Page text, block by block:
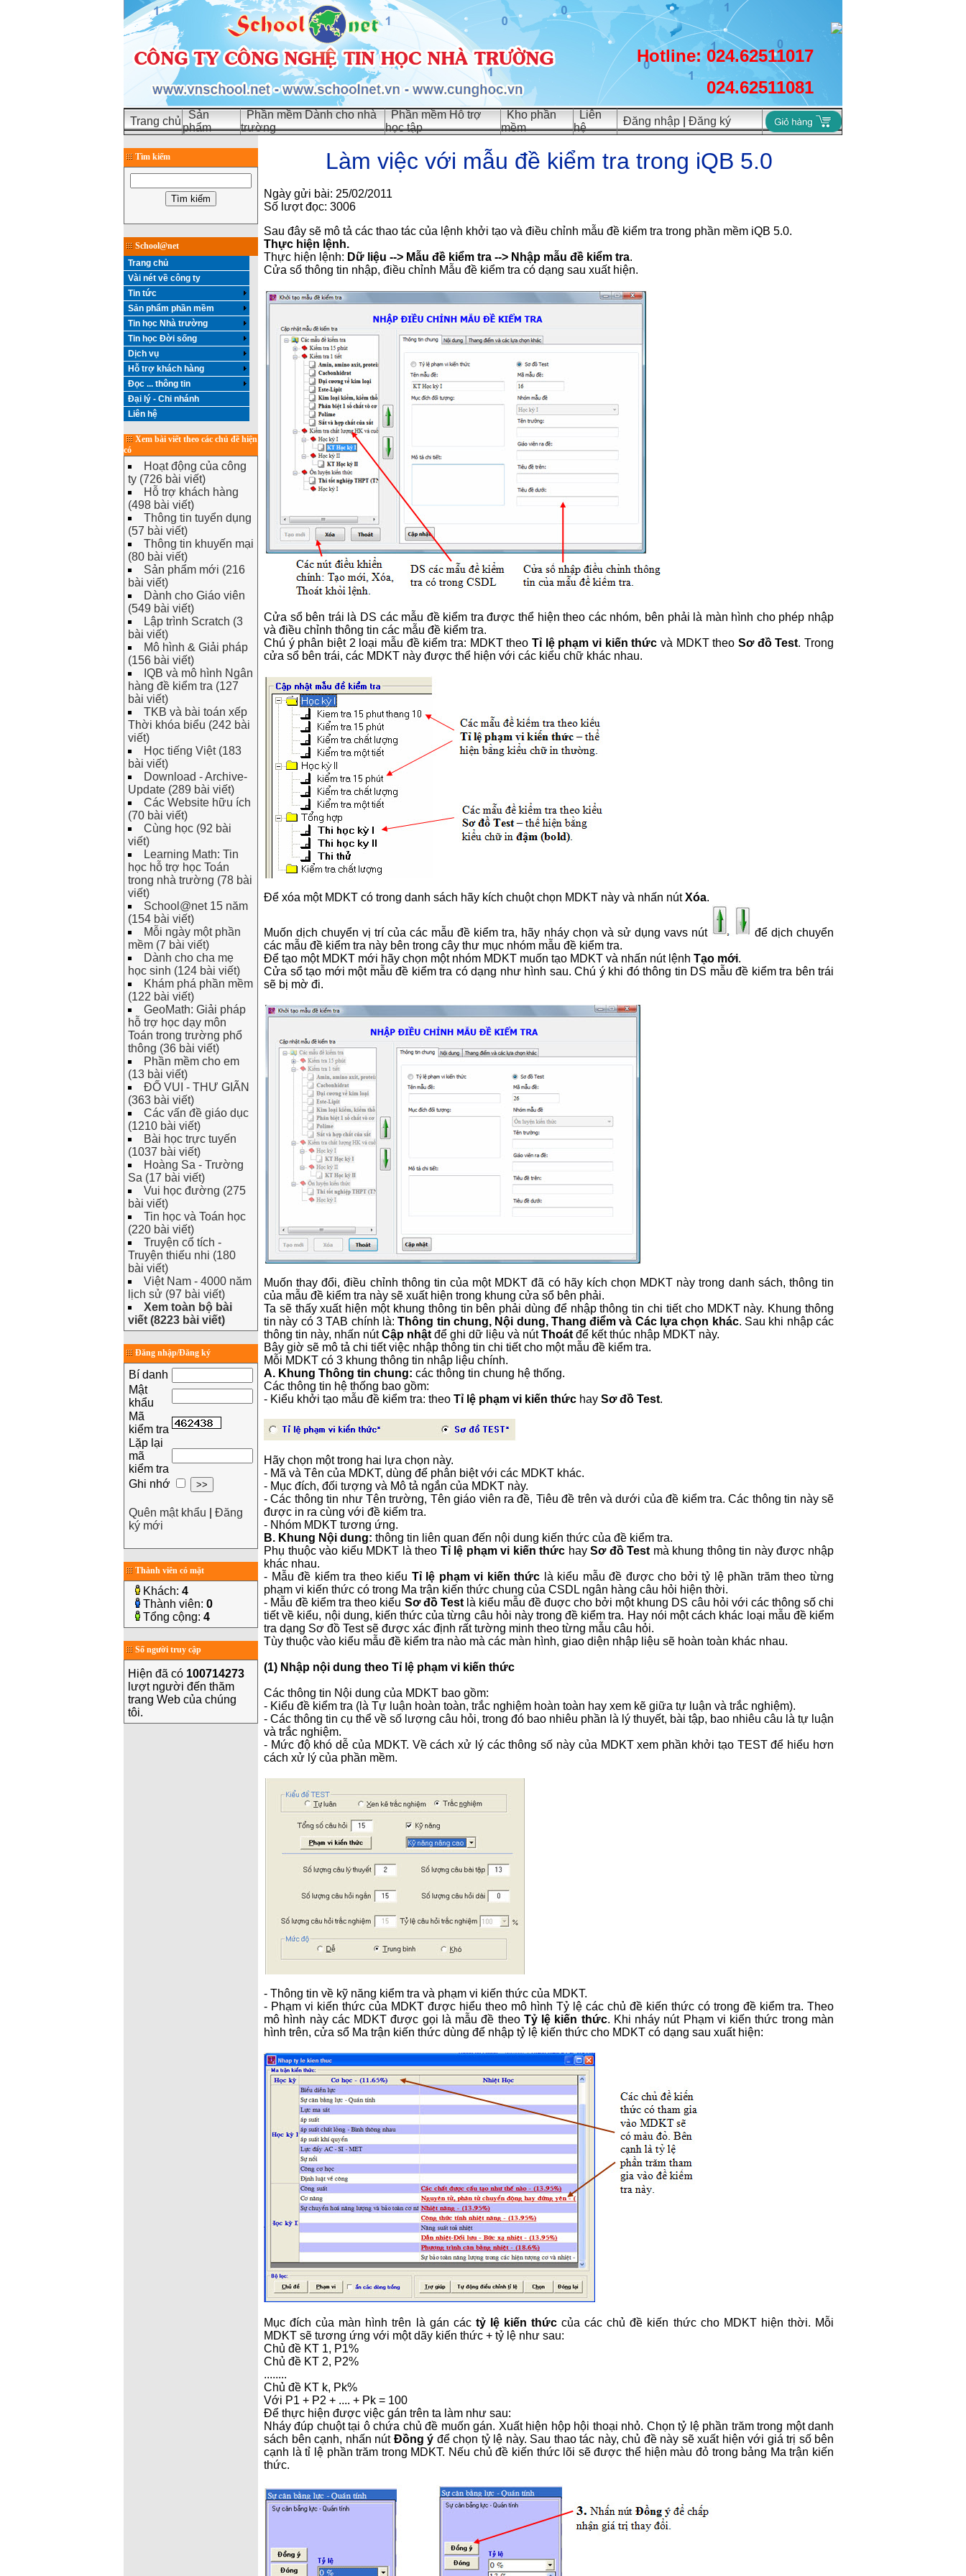
Hotline: 024.62511017
024.62511081
Trang chủ
Sản
phẩm
Phần mềm Dành cho nhà
trường
Phần mềm Hỗ trợ
học tập
Kho phần
mềm
Liên
hệ
Đăng nhập Đăng ký
Tìm kiếm
School@net
Trang chủ
Vài nét về công ty
Tin tức
Sản phẩm phần mềm
Tin học Nhà trường
Tin học Đời sống
Dịch vụ
Hỗ trợ khách hàng
Đọc ... thông tin
Đại lý - Chi nhánh
Liên hệ
Xem bài viết theo các chủ đề hiện
có
Hoạt động của công
ty (726 bài viết)
Hỗ trợ khách hàng
(498 bài viết)
Thông tin tuyển dụng
(57 bài viết)
Thông tin khuyến mại
(80 bài viết)
Sản phẩm mới (216
bài viết)
Dành cho Giáo viên
(549 bài viết)
Lập trình Scratch (3
bài viết)
Mô hình & Giải pháp
(156 bài viết)
IQB và mô hình Ngân
hàng đề kiểm tra (127
bài viết)
TKB và bài toán xếp
Thời khóa biểu (242 bài
viết)
Học tiếng Việt (183
bài viết)
Download - Archive-
Update (289 bài viết)
Các Website hữu ích
(70 bài viết)
Cùng học (92 bài
viết)
Learning Math: Tin
học hỗ trợ học Toán
trong nhà trường (78 bài
viết)
School@net 15 năm
(154 bài viết)
Mỗi ngày một phần
mềm (7 bài viết)
Dành cho cha mẹ
học sinh (124 bài viết)
Khám phá phần mềm
(122 bài viết)
GeoMath: Giải pháp
hỗ trợ học dạy môn
Toán trong trường phổ
thông (36 bài viết)
Phần mềm cho em
(13 bài viết)
ĐỐ VUI - THƯ GIÃN
(363 bài viết)
Các vấn đề giáo dục
(1210 bài viết)
Bài học trực tuyến
(1037 bài viết)
Hoàng Sa - Trường
Sa (17 bài viết)
Vui học đường (275
bài viết)
Tin học và Toán học
(220 bài viết)
Truyện cổ tích -
Truyện thiếu nhi (180
bài viết)
Việt Nam - 4000 năm
lịch sử (97 bài viết)
Xem toàn bộ bài
viết (8223 bài viết)
Đăng nhập/Đăng ký
Bí danh
Mật
khẩu
Mã
kiểm tra
Lặp lại
mã
kiểm tra
Ghi nhớ
Quên mật khẩu
Đăng
ký mới
Thành viên có mặt
Khách: 4
Thành viên: 0
Tổng cộng: 4
Số người truy cập
Hiện đã có 100714273
lượt người đến thăm
trang Web của chúng
tôi.
Làm việc với mẫu đề kiểm tra trong iQB 5.0
Ngày gửi bài: 25/02/2011
Số lượt đọc: 3006
Sau đây sẽ mô tả các thao tác của lệnh khởi tạo và điều chỉnh mẫu đề kiểm tra trong phần mềm iQB 5.0.
Thực hiện lệnh.
Thực hiện lệnh: Dữ liệu --> Mẫu đề kiểm tra --> Nhập mẫu đề kiểm tra.
Cửa sổ thông tin nhập, điều chỉnh Mẫu đề kiểm tra có dạng sau xuất hiện.
Cửa sổ bên trái là DS các mẫu đề kiểm tra được thể hiện theo các nhóm, bên phải là màn hình cho phép nhập
và điều chỉnh thông tin các mẫu đề kiểm tra.
Chú ý phân biệt 2 loại mẫu đề kiểm tra: MDKT theo Tỉ lệ phạm vi kiến thức và MDKT theoSơ đồ Test. Trong
cửa sổ bên trái, các MDKT này được thể hiện với các kiểu chữ khác nhau.
Để xóa một MDKT có trong danh sách hãy kích chuột chọn MDKT này và nhấn nútXóa.
Muốn dịch chuyển vị trí của các mẫu đề kiểm tra, hãy nháy chọn và sử dụng vavs nút
để dịch chuyển
các mẫu đề kiểm tra này bên trong cây thư mục nhóm mẫu đề kiểm tra.
Để tạo một MDKT mới hãy chọn một nhóm MDKT muốn tạo MDKT và nhấn nút lệnh Tạo mới.
Cửa sổ tạo mới một mẫu đề kiểm tra có dạng như hình sau. Chú ý khi đó thông tin DS mẫu đề kiểm tra bên trái
sẽ bị mờ đi.
Muốn thay đổi, điều chỉnh thông tin của một MDKT đã có hãy kích chọn MDKT này trong danh sách, thông tin
của mẫu đề kiểm tra này sẽ xuất hiện trong khung cửa sổ bên phải.
Ta sẽ thấy xuất hiện một khung thông tin bên phải dùng để nhập thông tin chi tiết cho MDKT này. Khung thông
tin này có 3 TAB chính là:Thông tin chung, Nội dung, Thang điểm và Các lựa chọn khác. Sau khi nhập các
thông tin này, nhấn nútCập nhật để ghi dữ liệu và nútThoát để kết thúc nhập MDKT này.
Bây giờ sẽ mô tả chi tiết việc nhập thông tin chi tiết cho một mẫu đề kiểm tra.
Mỗi MDKT có 3 khung thông tin nhập liệu chính.
A. Khung Thông tin chung: các thông tin chung hệ thống.
Các thông tin hệ thống bao gồm:
- Kiểu khởi tạo mẫu đề kiểm tra: theo Tỉ lệ phạm vi kiến thức hay Sơ đồ Test.
Hãy chọn một trong hai lựa chọn này.
- Mã và Tên của MDKT, dùng để phân biệt với các MDKT khác.
- Mục đích, đối tượng và Mô tả ngắn của MDKT này.
- Các thông tin như Tên trường, Tên giáo viên ra đề, Tiêu đề trên và dưới của đề kiểm tra. Các thông tin này sẽ
được in ra cùng với đề kiểm tra.
- Nhóm MDKT tương ứng.
B. Khung Nội dung: thông tin liên quan đến nội dung kiến thức của đề kiểm tra.
Phụ thuộc vào kiểu MDKT là theo Tỉ lệ phạm vi kiến thức haySơ đồ Test mà khung thông tin này được nhập
khác nhau.
- Mẫu đề kiểm tra theo kiểu Tỉ lệ phạm vi kiến thức là kiểu mẫu đề được cho bởi tỷ lệ phần trăm theo từng
phạm vi kiến thức có trong Ma trận kiến thức chung của CSDL ngân hàng câu hỏi hiện thời.
- Mẫu đề kiểm tra theo kiểu Sơ đồ Testlà kiểu mẫu đề đuợc cho bởi một khung DS câu hỏi với các thông số chi
tiết về kiểu, nội dung, kiến thức của từng câu hỏi này trong đề kiểm tra. Hay nói một cách khác loại mẫu đề kiểm
tra dạng Sơ đồ Test sẽ được xác định rất tường minh theo từng mẫu câu hỏi.
Tùy thuộc vào kiểu mẫu đề kiểm tra nào mà các màn hình, giao diện nhập liệu sẽ hoàn toàn khác nhau.
(1) Nhập nội dung theo Tỉ lệ phạm vi kiến thức
Các thông tin Nội dung của MDKT bao gồm:
- Kiểu đề kiểm tra (là Tự luận hoàn toàn, trắc nghiệm hoàn toàn hay xem kẽ giữa tự luận và trắc nghiệm).
- Các thông tin cụ thể về số lượng câu hỏi, trong đó bao nhiêu phần là lý thuyết, bài tập, bao nhiêu câu là tự luận
và trắc nghiệm.
- Mức độ khó dễ của MDKT. Về cách xử lý các thông số này của MDKT xem phần khởi tạo TEST để hiểu hơn
cách xử lý của phần mềm.
- Thông tin về kỹ năng kiểm tra và phạm vi kiến thức của MDKT.
- Phạm vi kiến thức của MDKT được hiểu theo mô hình Tỷ lệ các chủ đề kiến thức có trong đề kiểm tra. Theo
mô hình này các MDKT được gọi là mẫu đề theo Tỷ lệ kiến thức. Khi nháy nút Phạm vi kiến thức trong màn
hình trên, cửa sổ Ma trận kiến thức dùng để nhập tỷ lệ kiến thức cho MDKT có dạng sau xuất hiện:
Mục đích của màn hình trên là gán các tỷ lệ kiến thức của các chủ đề kiến thức cho MDKT hiện thời. Mỗi
MDKT sẽ tương ứng với một dãy kiến thức + tỷ lệ như sau:
Chủ đề KT 1, P1%
Chủ đề KT 2, P2%
........
Chủ đề KT k, Pk%
Với P1 + P2 + .... + Pk = 100
Để thực hiện được việc gán trên ta làm như sau:
Nháy đúp chuột tại ô chứa chủ đề muốn gán. Xuất hiện hộp hội thoại nhỏ. Chọn tỷ lệ phần trăm trong một danh
sách bên cạnh, nhấn nút Đồng ý để chọn tỷ lệ này. Sau thao tác này, chủ đề này sẽ xuất hiện với giá trị số bên
cạnh là tỉ lệ phần trăm trong MDKT. Nếu chủ đề kiến thức lõi sẽ được thể hiện màu đỏ trong bảng Ma trận kiến
thức.